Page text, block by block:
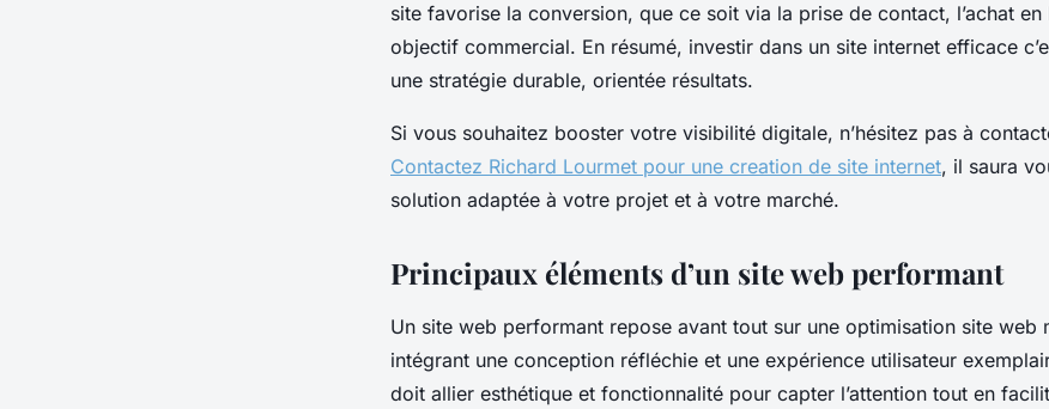
site favorise la conversion, que ce soit via la prise de contact, l’achat
objectif commercial. En résumé, investir dans un site internet efficace
une stratégie durable, orientée résultats.
Si vous souhaitez booster votre visibilité digitale, n’hésitez pas à
Contactez Richard Lourmet pour une creation de site internet, il saura
solution adaptée à votre projet et à votre marché.
Principaux éléments d’un site web performant
Un site web performant repose avant tout sur une optimisation site web
intégrant une conception réfléchie et une expérience utilisateur
doit allier esthétique et fonctionnalité pour capter l’attention tout en